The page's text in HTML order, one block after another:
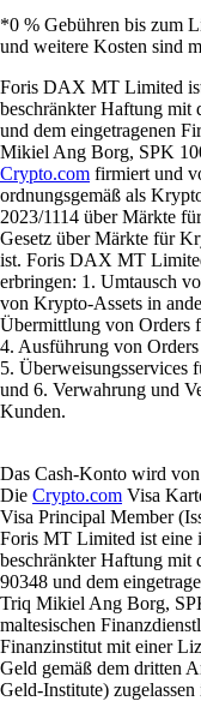
*0 % Gebühren bis zum
und weitere Kosten sind
Foris DAX MT Limited
beschränkter Haftung mit
und dem eingetragenen
Mikiel Ang Borg, SPK
Crypto.com firmiert und
ordnungsgemäß als
2023/1114 über Märkte
Gesetz über Märkte für
ist. Foris DAX MT
erbringen: 1. Umtausch
von Krypto-Assets in
Übermittlung von Orders
4. Ausführung von
5. Überweisungsservices
und 6. Verwahrung und
Kunden.
Das Cash-Konto wird
Die Crypto.com Visa
Visa Principal Member
Foris MT Limited ist eine
beschränkter Haftung mit
90348 und dem
Triq Mikiel Ang Borg,
maltesischen
Finanzinstitut mit einer
Geld gemäß dem dritten
Geld-Institute) zugelassen